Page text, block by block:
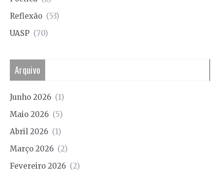
Reflexão (53)
UASP (70)
Arquivo
Junho 2026 (1)
Maio 2026 (5)
Abril 2026 (1)
Março 2026 (2)
Fevereiro 2026 (2)